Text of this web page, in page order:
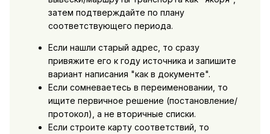
затем подтверждайте по плану
соответствующего периода.
Если нашли старый адрес, то сразу
привяжите его к году источника и запишите
вариант написания "как в документе".
Если сомневаетесь в переименовании, то
ищите первичное решение (постановление/
протокол), а не вторичные списки.
Если строите карту соответствий, то